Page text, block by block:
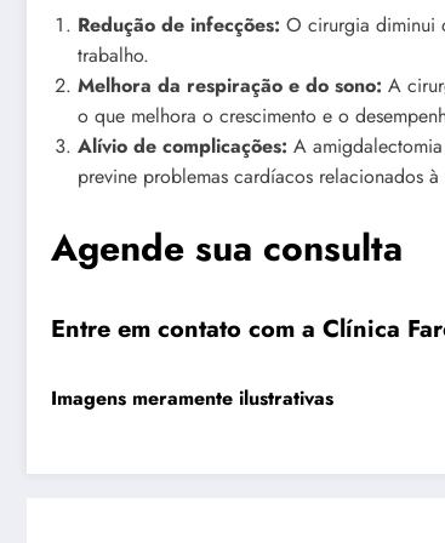
Redução de infecções: O cirurgia diminui
trabalho.
Melhora da respiração e do sono: A
o que melhora o crescimento e o
Alívio de complicações: A
previne problemas cardíacos relacionados
Agende sua consulta
Entre em contato com a Clínica
Imagens meramente ilustrativas